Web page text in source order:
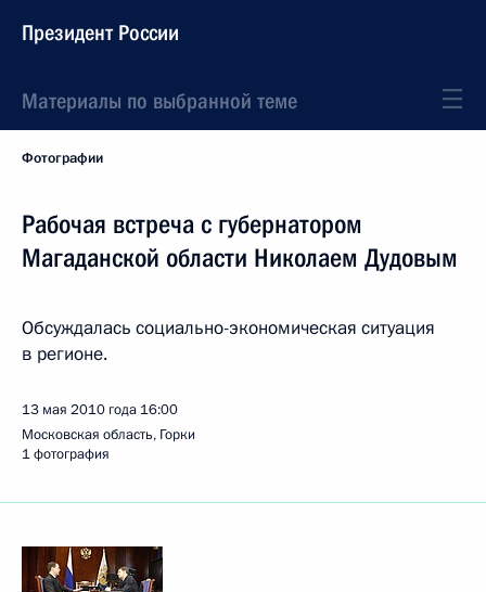
Президент России
Материалы по выбранной теме
Фотографии
Рабочая встреча с губернатором
Магаданской области Николаем Дудовым
Обсуждалась социально-экономическая ситуация
в регионе.
13 мая 2010 года 16:00
Московская область, Горки
1 фотография